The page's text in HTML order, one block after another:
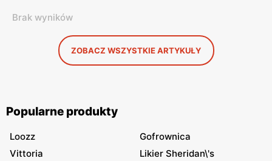
Brak wyników
ZOBACZ WSZYSTKIE ARTYKUŁY
Popularne produkty
Loozz
Gofrownica
Vittoria
Likier Sheridan\'s